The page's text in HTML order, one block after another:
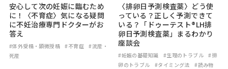
安心して次の妊娠に臨むため
に！〈不育症〉気になる疑問
に不妊治療専門ドクターがお
答え
#体外受精・顕微授精 #不育症
#流産・
死産
〈排卵日予測検査薬〉どう使
っている？正しく予測できて
いる？「ドゥーテスト®LH排
卵日予測検査薬」まるわかり
座談会
#妊娠の基礎知識 #生理のトラブル
#排
卵のトラブル
#タイミング法 #読み物